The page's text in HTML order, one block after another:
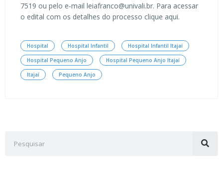
7519 ou pelo e-mail leiafranco@univali.br. Para acessar
o edital com os detalhes do processo clique aqui.
Hospital Hospital Infantil Hospital Infantil Itajaí
Hospital Pequeno Anjo Hospital Pequeno Anjo Itajaí
Itajaí Pequeno Anjo